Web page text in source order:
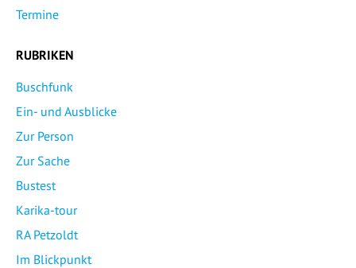
Termine
RUBRIKEN
Buschfunk
Ein- und Ausblicke
Zur Person
Zur Sache
Bustest
Karika-tour
RA Petzoldt
Im Blickpunkt